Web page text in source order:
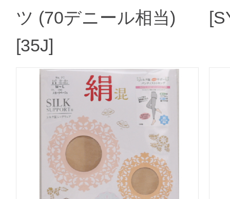
ツ (70デニール相当)
[35J]